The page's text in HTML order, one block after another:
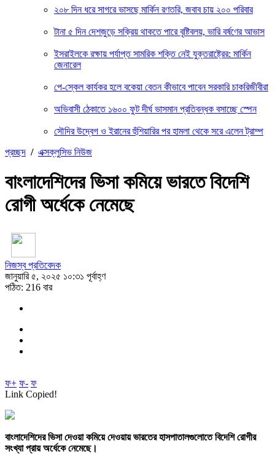
২০৮ দিন ধরে সাগরে ভাসছে মার্কিন রণতরি, জবাব চায় ২০০ পরিবার
টানা ৫ দিন দেশজুড়ে সক্রিয় থাকতে পারে বৃষ্টিবলয়, ভারি বর্ষণের আভাস
ইসরাইলকে রক্ষায় পর্যাপ্ত সামরিক শক্তি নেই যুক্তরাষ্ট্রের: মার্কিন
জেনারেল
পে-স্কেল কার্যকর হলে বকেয়া বেতন কীভাবে পাবেন সরকারি চাকরিজীবীরা
অভিবাসী ঠেকাতে ১৬০০ ফুট দীর্ঘ ভাসমান প্রতিবন্ধক বসাচ্ছে স্পেন
সৌদির উদ্বেগ ও ইরানের হুঁশিয়ারির পর হামলা থেকে সরে এলেন ট্রাম্প
প্রচ্ছদ / এক্সক্লুসিভ নিউজ
বাংলাদেশিদের ভিসা কমিয়ে ভারতে বিদেশি
রোগী অর্ধেকে নেমেছে
নিজস্ব প্রতিবেদক
জানুয়ারি ৫, ২০২৫ ১০:৩১ পূর্বাহ্ণ
পঠিত: 216 বার
ফ+ ফ- ফ
Link Copied!
বাংলাদেশিদের ভিসা দেওয়া কমিয়ে দেওয়ায় ভারতের হাসপাতালগুলোতে বিদেশি রোগীর
সংখ্যা প্রায় অর্ধেকে নেমেছে।